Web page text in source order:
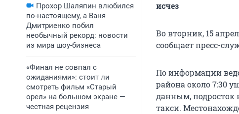
Прохор Шаляпин влюбился
по-настоящему, а Ваня
Дмитриенко побил
необычный рекорд: новости
из мира шоу-бизнеса
«Финал не совпал с
ожиданиями»: стоит ли
смотреть фильм «Старый
орел» на большом экране —
честная рецензия
исчез
Во вторник, 15
сообщает пресс-
По информации
района около 7:30
данным, подросток
такси.